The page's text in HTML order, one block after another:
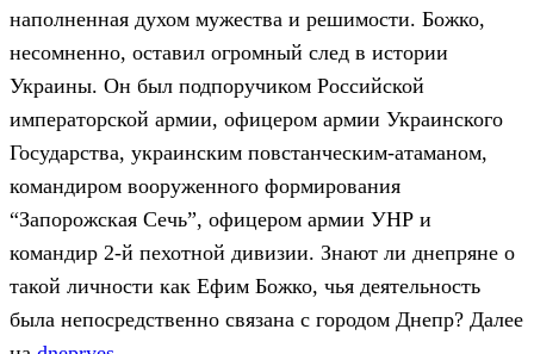
наполненная духом мужества и решимости. Божко,
несомненно, оставил огромный след в истории
Украины. Он был подпоручиком Российской
императорской армии, офицером армии Украинского
Государства, украинским повстанческим-атаманом,
командиром вооруженного формирования
“Запорожская Сечь”, офицером армии УНР и
командир 2-й пехотной дивизии. Знают ли днепряне о
такой личности как Ефим Божко, чья деятельность
была непосредственно связана с городом Днепр? Далее